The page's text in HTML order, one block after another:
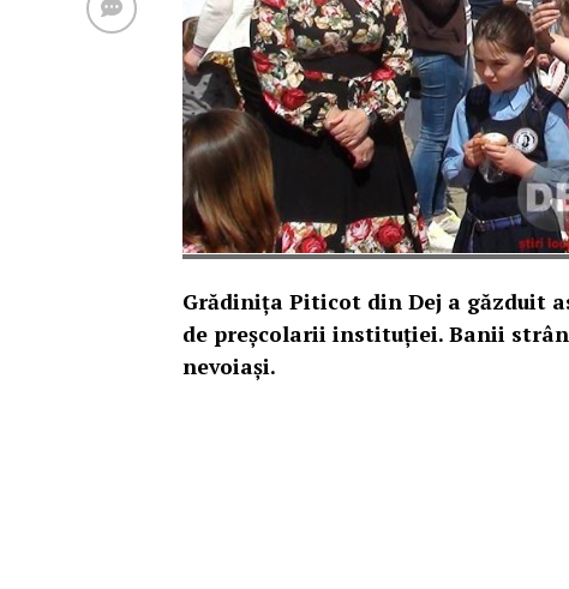
Grădinița Piticot din Dej a găzduit
de preșcolarii instituției. Banii
nevoiași.